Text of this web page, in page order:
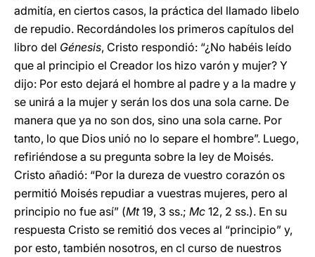
admitía, en ciertos casos, la práctica del llamado libelo
de repudio. Recordándoles los primeros capítulos del
libro del Génesis, Cristo respondió: “¿No habéis leído
que al principio el Creador los hizo varón y mujer? Y
dijo: Por esto dejará el hombre al padre y a la madre y
se unirá a la mujer y serán los dos una sola carne. De
manera que ya no son dos, sino una sola carne. Por
tanto, lo que Dios unió no lo separe el hombre”. Luego,
refiriéndose a su pregunta sobre la ley de Moisés.
Cristo añadió: “Por la dureza de vuestro corazón os
permitió Moisés repudiar a vuestras mujeres, pero al
principio no fue así” (Mt19, 3 ss.; Mc 12, 2 ss.). En su
respuesta Cristo se remitió dos veces al “principio” y,
por esto, también nosotros, en cl curso de nuestros